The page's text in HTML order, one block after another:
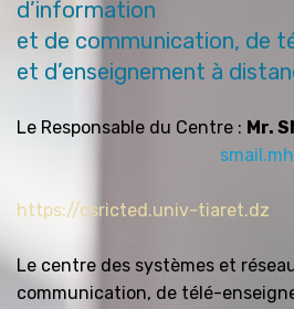
d’information
et de communication, de
et d’enseignement à
Le Responsable du Centre : Mr.
https://csricted.univ-tiaret.dz
Le centre des systèmes et
communication, de télé-